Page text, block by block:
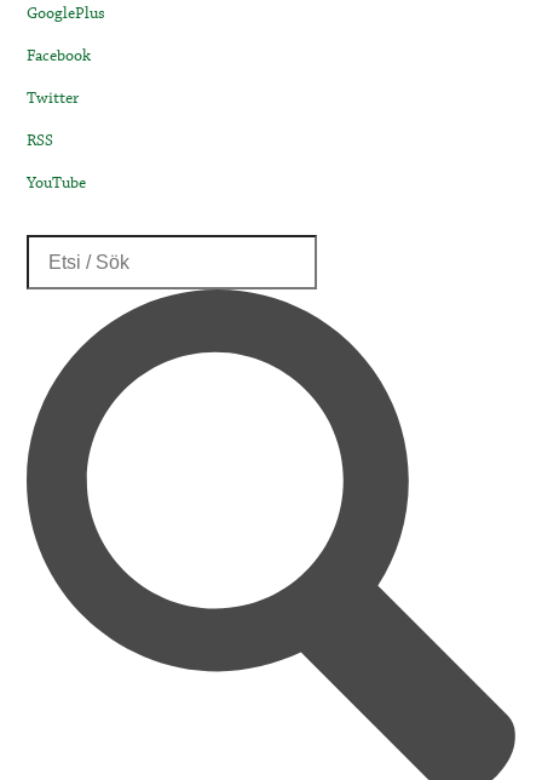
GooglePlus
Facebook
Twitter
RSS
YouTube